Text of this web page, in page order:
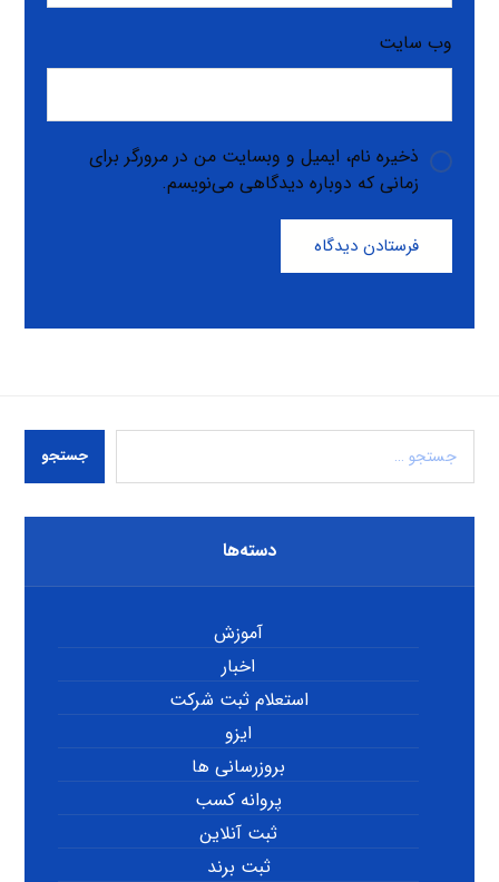
وب‌ سایت
ذخیره نام، ایمیل و وبسایت من در مرورگر برای
زمانی که دوباره دیدگاهی می‌نویسم.
فرستادن دیدگاه
جستجو
دسته‌ها
آموزش
اخبار
استعلام ثبت شرکت
ایزو
بروزرسانی ها
پروانه کسب
ثبت آنلاین
ثبت برند